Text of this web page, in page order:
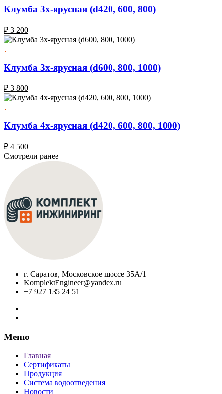
Клумба 3х-ярусная (d420, 600, 800)
₽ 3 200
Клумба 3х-ярусная (d600, 800, 1000)
₽ 3 800
Клумба 4х-ярусная (d420, 600, 800, 1000)
₽ 4 500
Смотрели ранее
г. Саратов, Московское шоссе 35А/1
KomplektEngineer@yandex.ru
+7 927 135 24 51
Меню
Главная
Сертификаты
Продукция
Система водоотведения
Новости